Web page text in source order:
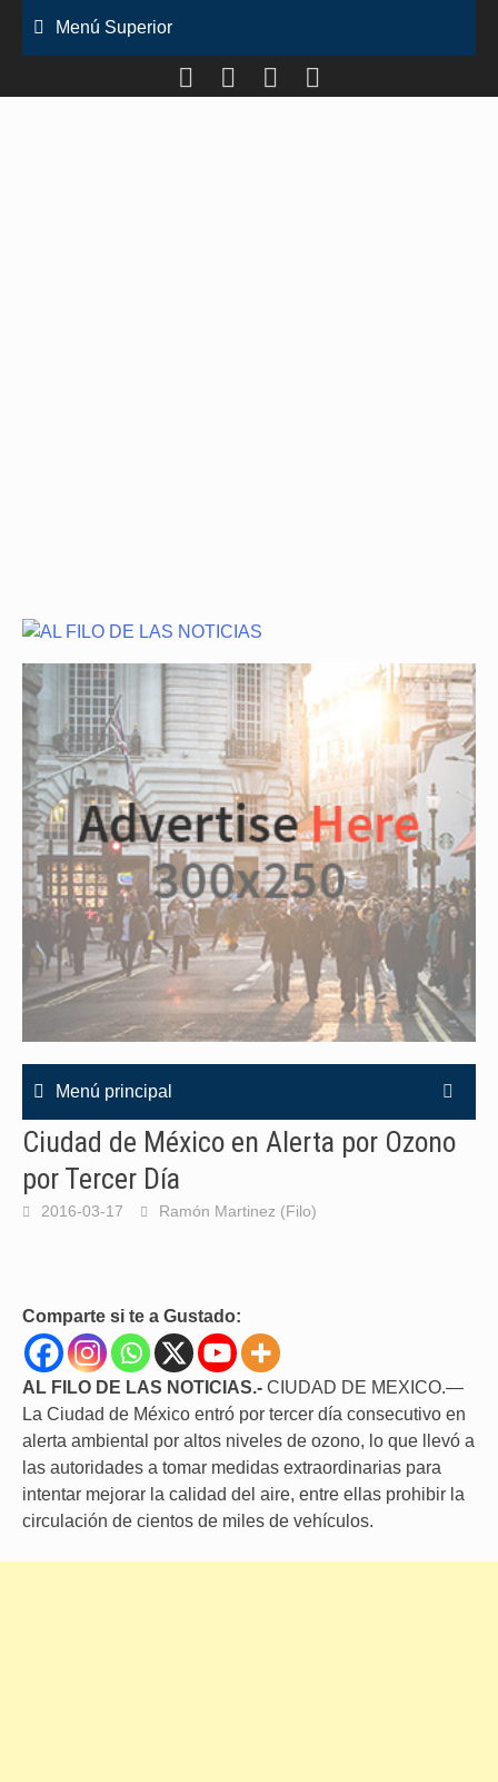
Menú Superior
Menú principal
Ciudad de México en Alerta por Ozono
por Tercer Día
2016-03-17 Ramón Martinez (Filo)
Comparte si te a Gustado:
AL FILO DE LAS NOTICIAS.- CIUDAD DE MEXICO.—
La Ciudad de México entró por tercer día consecutivo en
alerta ambiental por altos niveles de ozono, lo que llevó a
las autoridades a tomar medidas extraordinarias para
intentar mejorar la calidad del aire, entre ellas prohibir la
circulación de cientos de miles de vehículos.